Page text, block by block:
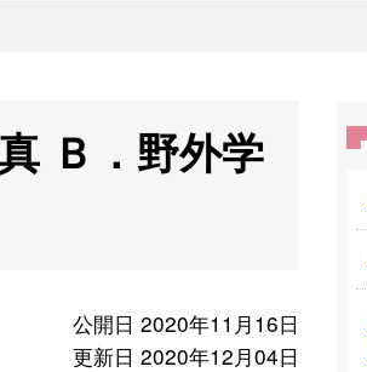
Ｂ．野外学
公開日 2020年11月16日
更新日 2020年12月04日